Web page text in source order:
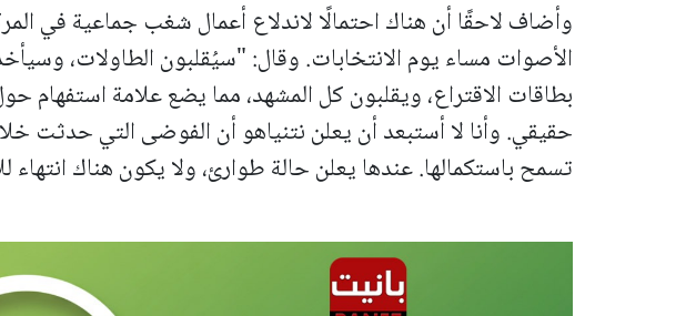
وأضاف لاحقًا أن هناك احتمالًا لاندلاع أعمال شغب جماعية في
الأصوات مساء يوم الانتخابات. وقال:"سيُقلبون الطاولات،
بطاقات الاقتراع، ويقلبون كل المشهد، مما يضع علامة استفهام
حقيقي. وأنا لا أستبعد أن يعلن نتنياهو أن الفوضى التي حدثت
تسمح باستكمالها. عندها يعلن حالة طوارئ، ولا يكون هناك انتهاء